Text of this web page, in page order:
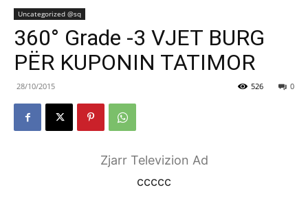
Uncategorized @sq
360° Grade -3 VJET BURG
PËR KUPONIN TATIMOR
28/10/2015 0
526
Zjarr Televizion Ad
ccccc